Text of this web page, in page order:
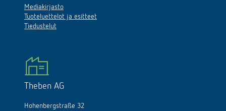
Mediakirjasto
Tuoteluettelot ja esitteet
Tiedustelut
Theben AG
Hohenbergstraße 32